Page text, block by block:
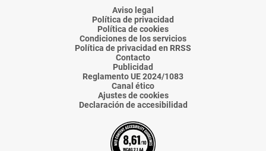
AlmeríaAlmeríaAlmería
Almería
Aviso legal
Política de privacidad
Política de cookies
Condiciones de los servicios
Política de privacidad en RRSS
Contacto
Publicidad
Reglamento UE 2024/1083
Canal ético
Ajustes de cookies
Declaración de accesibilidad